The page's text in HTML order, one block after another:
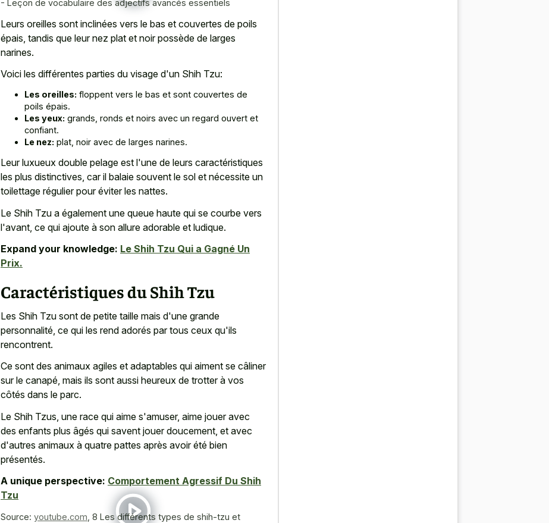
- Leçon de vocabulaire des adjectifs avancés essentiels
Leurs oreilles sont inclinées vers le bas et couvertes de poils
épais, tandis que leur nez plat et noir possède de larges
narines.
Voici les différentes parties du visage d'un Shih Tzu:
Les oreilles: floppent vers le bas et sont couvertes de
poils épais.
Les yeux: grands, ronds et noirs avec un regard ouvert et
confiant.
Le nez: plat, noir avec de larges narines.
Leur luxueux double pelage est l'une de leurs caractéristiques
les plus distinctives, car il balaie souvent le sol et nécessite un
toilettage régulier pour éviter les nattes.
Le Shih Tzu a également une queue haute qui se courbe vers
l'avant, ce qui ajoute à son allure adorable et ludique.
Expand your knowledge: Le Shih Tzu Qui a Gagné Un
Prix.
Caractéristiques du Shih Tzu
Les Shih Tzu sont de petite taille mais d'une grande
personnalité, ce qui les rend adorés par tous ceux qu'ils
rencontrent.
Ce sont des animaux agiles et adaptables qui aiment se câliner
sur le canapé, mais ils sont aussi heureux de trotter à vos
côtés dans le parc.
Le Shih Tzus, une race qui aime s'amuser, aime jouer avec
des enfants plus âgés qui savent jouer doucement, et avec
d'autres animaux à quatre pattes après avoir été bien
présentés.
A unique perspective: Comportement Agressif Du Shih
Tzu
Source: youtube.com 8 Les différents types de shih-tzu et